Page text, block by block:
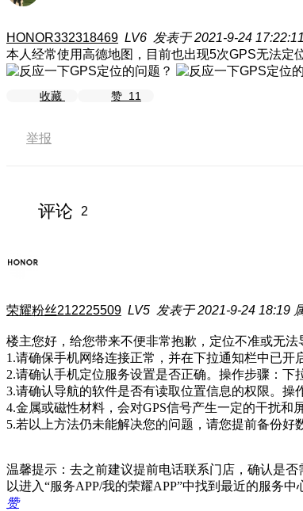
HONOR332318469 LV6 发表于 2021-9-24 17:22:11
本人经常使用高德地图，目前也出现5次GPS无法
收藏 赞 11
举报
评论 2
荣耀粉丝212225509 LV5 发表于 2021-9-24 18:19
楼主您好，给您带来不便非常抱歉，定位不准或无法
1.请确保手机网络连接正常，并在下拉通知栏中已开
2.请确认手机定位服务设置是否正确。操作步骤：
3.请确认导航的软件是否有读取位置信息的权限。
4.金属或磁性材料，会对GPS信号产生一定的干扰
5.若以上方法仍未能解决您的问题，请您提前备份好
温馨提示：去之前建议提前电话联系门店，确认是
以进入“服务APP/我的荣耀APP”中找到最近的服务
赞